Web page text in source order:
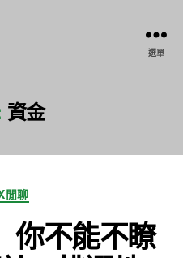
選單
資金
分
類
閒聊
你不能不瞭